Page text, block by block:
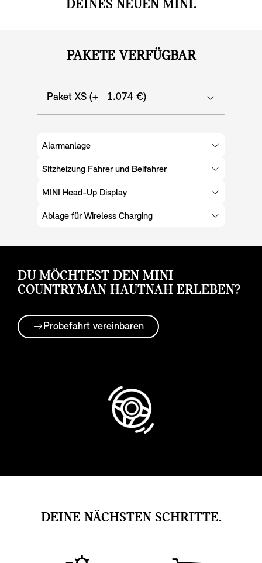
DEINES NEUEN MINI.
PAKETE VERFÜGBAR
Paket XS (+ 1.074 €)
Alarmanlage
Sitzheizung Fahrer und Beifahrer
MINI Head-Up Display
Ablage für Wireless Charging
DU MÖCHTEST DEN MINI
COUNTRYMAN HAUTNAH ERLEBEN?
Probefahrt vereinbaren
DEINE NÄCHSTEN SCHRITTE.